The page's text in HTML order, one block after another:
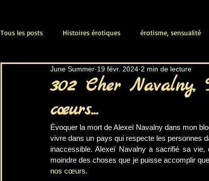
Tous les posts Histoires érotiques érotisme, sensualité
amour passion, sexualité femme sexy, désir plaisir
orgasmes féminins
vêtements érotiques ambiance érotique
302 Cher Navalny,
cœurs...
June Summer 19 févr. 2024 2 min de lecture
Évoquer la mort de Alexeï Navalny dans mon
vivre dans un pays qui respecte les personnes
inaccessible. Alexeï Navalny a sacrifié sa
moindre des choses que je puisse accomplir
nos cœurs.